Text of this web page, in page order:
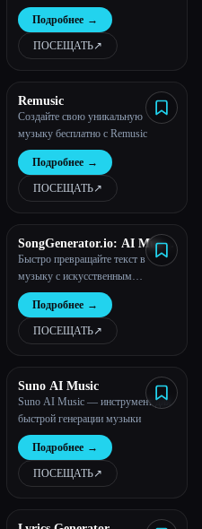
помощью усовершенствованного
бесплатного онлайн-генератора
музыки с искусственным
интеллектом.
Подробнее →
ПОСЕЩАТЬ↗︎
Remusic
Создайте свою уникальную
музыку бесплатно с Remusic
Подробнее →
ПОСЕЩАТЬ↗︎
SongGenerator.io: AI Music
Generator Free Online
Быстро превращайте текст в
музыку с искусственным
интеллектом без лицензионных
отчислений
Подробнее →
ПОСЕЩАТЬ↗︎
Suno AI Music
Suno AI Music — инструмент для
быстрой генерации музыки
Подробнее →
ПОСЕЩАТЬ↗︎